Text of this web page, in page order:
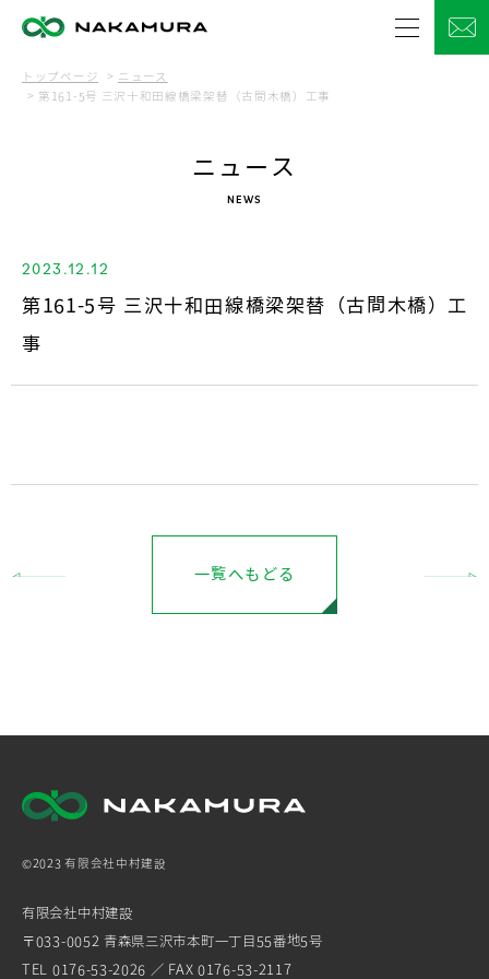
トップページ
ニュース
第161-5号 三沢十和田線橋梁架替（古間木橋）工事
ニュース
NEWS
2023.12.12
第161-5号 三沢十和田線橋梁架替（古間木橋）工
事
一覧へもどる
©2023 有限会社中村建設
有限会社中村建設
〒033-0052 青森県三沢市本町一丁目55番地5号
TEL 0176-53-2026 ／ FAX 0176-53-2117